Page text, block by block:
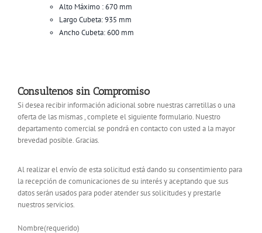
Alto Máximo : 670 mm
Largo Cubeta: 935 mm
Ancho Cubeta: 600 mm
Consultenos sin Compromiso
Si desea recibir información adicional sobre nuestras carretillas o una
oferta de las mismas , complete el siguiente formulario. Nuestro
departamento comercial se pondrá en contacto con usted a la mayor
brevedad posible. Gracias.
Al realizar el envío de esta solicitud está dando su consentimiento para
la recepción de comunicaciones de su interés y aceptando que sus
datos serán usados para poder atender sus solicitudes y prestarle
nuestros servicios.
Nombre(requerido)